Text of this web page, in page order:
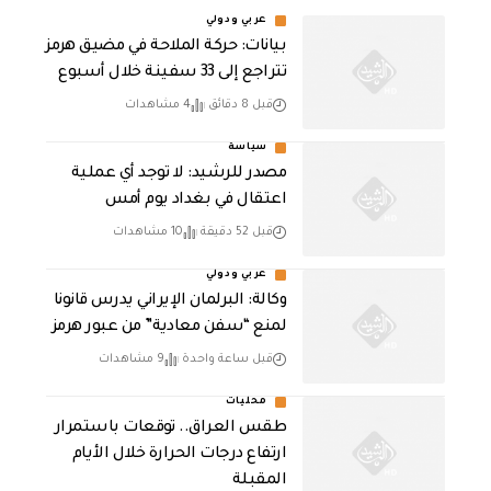
عربي ودولي
بيانات: حركة الملاحة في مضيق هرمز
تتراجع إلى 33 سفينة خلال أسبوع
قبل 8 دقائق 4 مشاهدات
سياسة
مصدر للرشيد: لا توجد أي عملية
اعتقال في بغداد يوم أمس
قبل 52 دقيقة 10 مشاهدات
عربي ودولي
وكالة: البرلمان الإيراني يدرس قانونا
لمنع “سفن معادية” من عبور هرمز
قبل ساعة واحدة 9 مشاهدات
محليات
طقس العراق.. توقعات باستمرار
ارتفاع درجات الحرارة خلال الأيام
المقبلة